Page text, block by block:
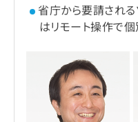
省庁から要請される
はリモート操作で